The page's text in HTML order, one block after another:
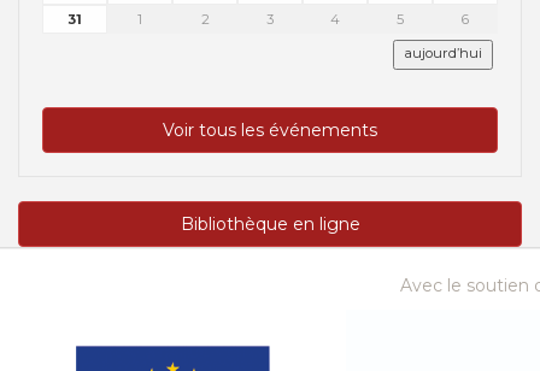
31
1 2 3 4 5 6
aujourd’hui
Voir tous les événements
Bibliothèque en ligne
Avec le soutien